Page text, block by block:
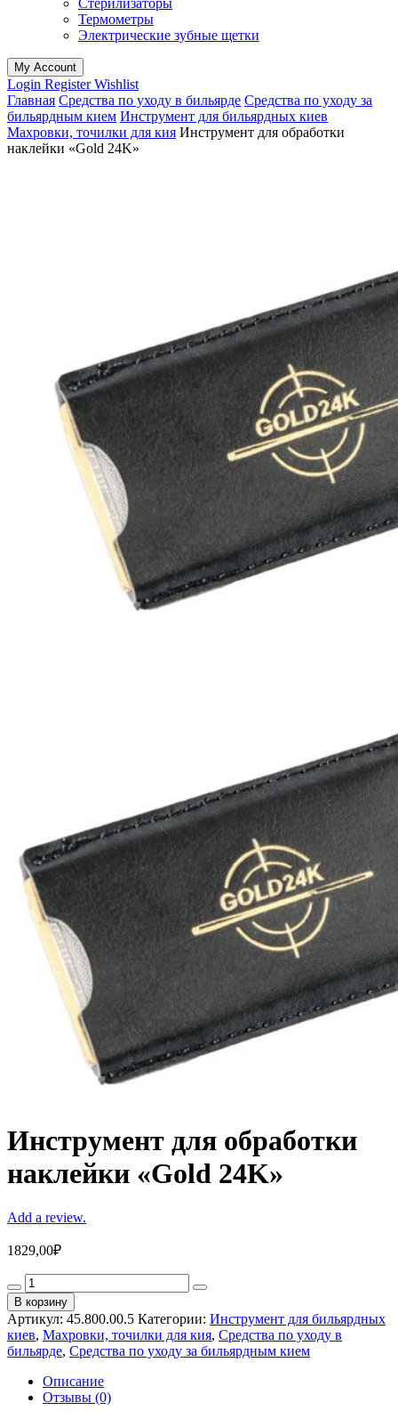
Стерилизаторы
Термометры
Электрические зубные щетки
My Account
Login RegisterWishlist
Главная Средства по уходу в бильярде Средства по уходу за
бильярдным кием Инструмент для бильярдных киев
Махровки, точилки для кия Инструмент для обработки
наклейки «‎Gold 24K»
Инструмент для обработки
наклейки «‎Gold 24K»
Add a review.
1829,00₽
Инструмент
для
обработки
наклейки
«‎Gold
24K»
quantity
В корзину
Артикул: 45.800.00.5 Категории: Инструмент для бильярдных
киев, Махровки, точилки для кия, Средства по уходу в
бильярде, Средства по уходу за бильярдным кием
Описание
Отзывы (0)